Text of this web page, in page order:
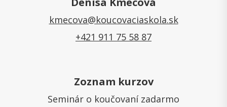
kmecova@koucovaciaskola.sk
+421 911 75 58 87
Zoznam kurzov
Seminár o koučovaní zadarmo